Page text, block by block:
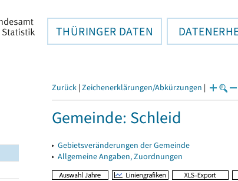
THÜRINGER DATEN
Zurück | Zeichenerklärungen/Abkürzungen |
Gemeinde: Schleid
▸ Gebietsveränderungen der Gemeinde
▸ Allgemeine Angaben, Zuordnungen